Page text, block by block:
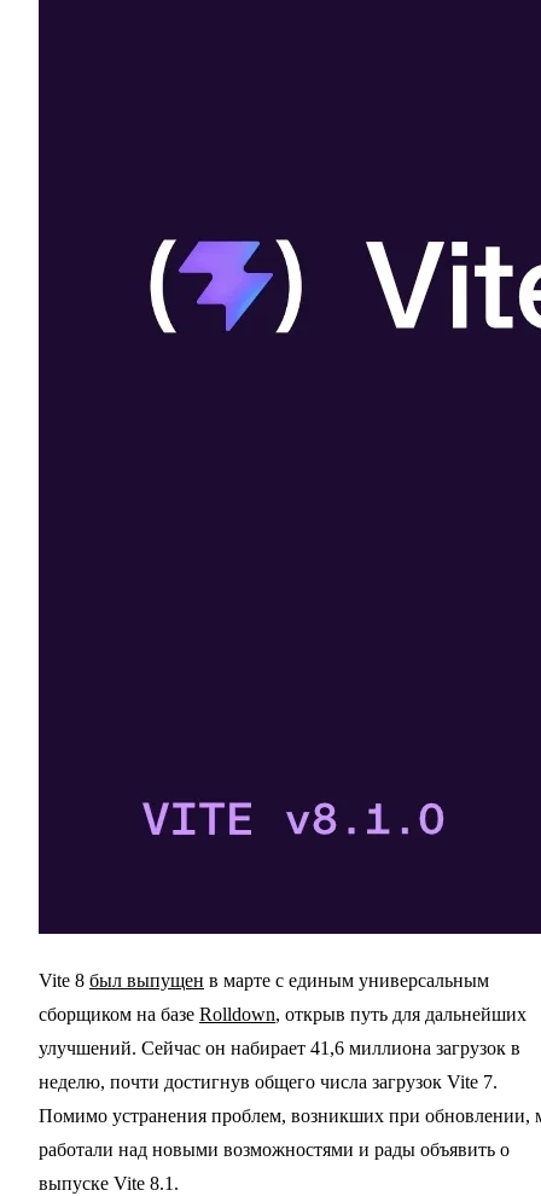
Vite 8 был выпущен в марте с единым универсальным
сборщиком на базе Rolldown, открыв путь для дальнейших
улучшений. Сейчас он набирает 41,6 миллиона загрузок в
неделю, почти достигнув общего числа загрузок Vite 7.
Помимо устранения проблем, возникших при обновлении,
работали над новыми возможностями и рады объявить о
выпуске Vite 8.1.